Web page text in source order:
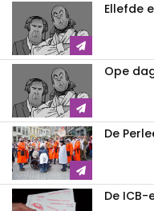
Ellefde
Ope
De
De